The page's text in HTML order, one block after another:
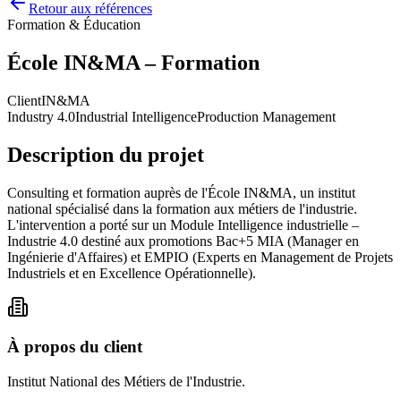
Retour aux références
Formation & Éducation
École IN&MA – Formation
ClientIN&MA
Industry 4.0Industrial IntelligenceProduction Management
Description du projet
Consulting et formation auprès de l'École IN&MA, un institut
national spécialisé dans la formation aux métiers de l'industrie.
L'intervention a porté sur un Module Intelligence industrielle –
Industrie 4.0 destiné aux promotions Bac+5 MIA (Manager en
Ingénierie d'Affaires) et EMPIO (Experts en Management de Projets
Industriels et en Excellence Opérationnelle).
À propos du client
Institut National des Métiers de l'Industrie.